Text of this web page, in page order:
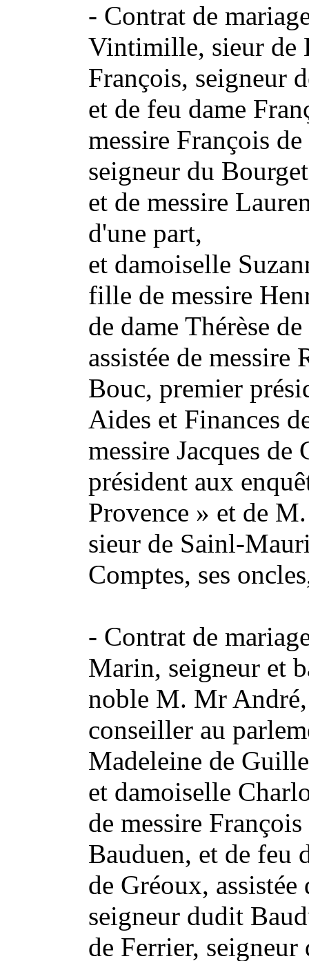
- Contrat de
Vintimille, sieur de
François, seigneur
et de feu dame
messire François
seigneur du
et de messire
d'une part,
et damoiselle
fille de messire
de dame Thérèse
assistée de messire
Bouc, premier
Aides et Finances
messire Jacques
président aux
Provence » et de
sieur de Sainl-
Comptes, ses
- Contrat de
Marin, seigneur et
noble M. Mr
conseiller au
Madeleine de
et damoiselle
de messire
Bauduen, et de feu
de Gréoux,
seigneur dudit
de Ferrier,